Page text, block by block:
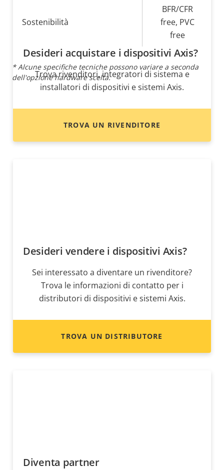
Sostenibilità
BFR/CFR
free, PVC
free
* Alcune specifiche tecniche possono variare a seconda
dell'opzione hardware scelta.
Desideri acquistare i dispositivi Axis?
Trova rivenditori, integratori di sistema e
installatori di dispositivi e sistemi Axis.
TROVA UN RIVENDITORE
Desideri vendere i dispositivi Axis?
Sei interessato a diventare un rivenditore?
Trova le informazioni di contatto per i
distributori di dispositivi e sistemi Axis.
TROVA UN DISTRIBUTORE
Diventa partner